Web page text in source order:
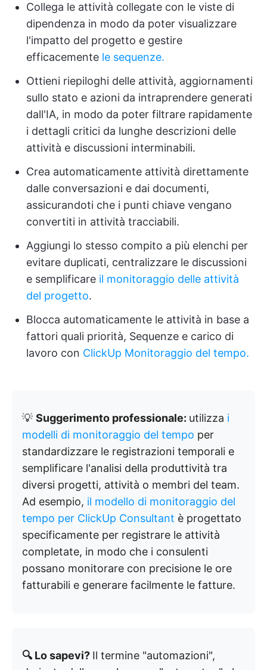
Collega le attività collegate con le viste di
dipendenza in modo da poter visualizzare
l'impatto del progetto e gestire
efficacemente le sequenze.
Ottieni riepiloghi delle attività, aggiornamenti
sullo stato e azioni da intraprendere generati
dall'IA, in modo da poter filtrare rapidamente
i dettagli critici da lunghe descrizioni delle
attività e discussioni interminabili.
Crea automaticamente attività direttamente
dalle conversazioni e dai documenti,
assicurandoti che i punti chiave vengano
convertiti in attività tracciabili.
Aggiungi lo stesso compito a più elenchi per
evitare duplicati, centralizzare le discussioni
e semplificare il monitoraggio delle attività
del progetto.
Blocca automaticamente le attività in base a
fattori quali priorità, Sequenze e carico di
lavoro con ClickUp Monitoraggio del tempo.
💡 Suggerimento professionale: utilizza i
modelli di monitoraggio del tempo per
standardizzare le registrazioni temporali e
semplificare l'analisi della produttività tra
diversi progetti, attività o membri del team.
Ad esempio, il modello di monitoraggio del
tempo per ClickUp Consultant è progettato
specificamente per registrare le attività
completate, in modo che i consulenti
possano monitorare con precisione le ore
fatturabili e generare facilmente le fatture.
🔍 Lo sapevi? Il termine "automazioni",